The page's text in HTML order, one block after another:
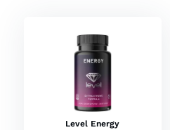
Inhaltsstoffe
Guarana-Extrakt
- davon Koffein
Level Energy